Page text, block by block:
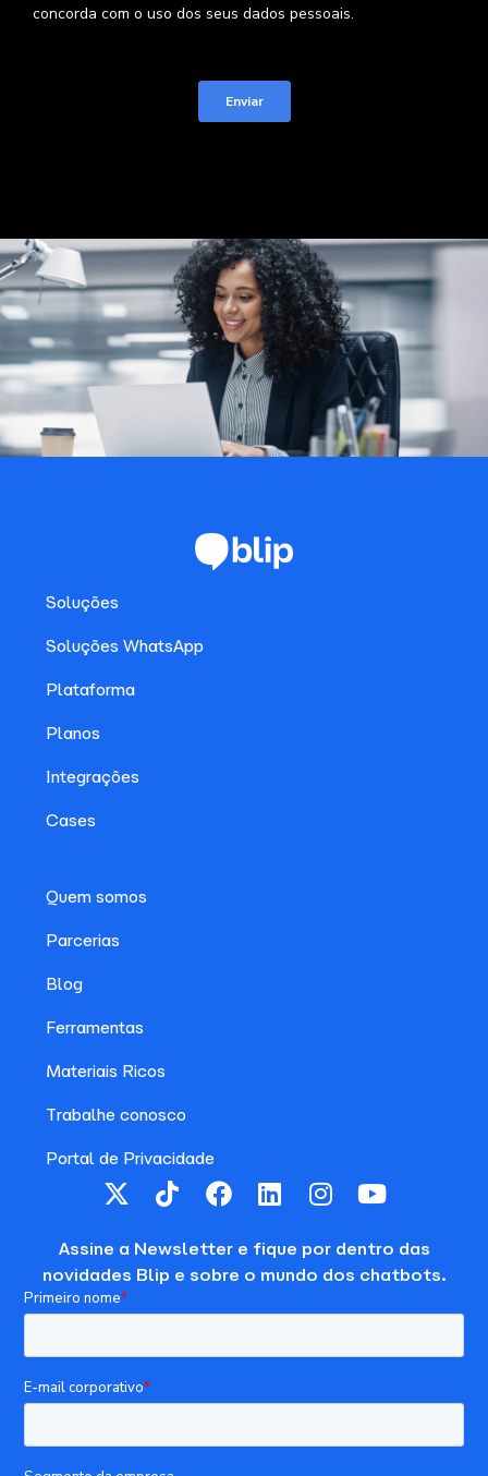
Soluções
Soluções WhatsApp
Plataforma
Planos
Integrações
Cases
Quem somos
Parcerias
Blog
Ferramentas
Materiais Ricos
Trabalhe conosco
Portal de Privacidade
Assine a Newsletter e fique por dentro das
novidades Blip e sobre o mundo dos chatbots.